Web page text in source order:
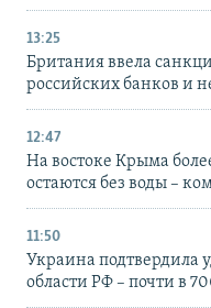
13:25
Британия ввела
российских банков и
12:47
На востоке Крыма
остаются без воды –
11:50
Украина подтвердила
области РФ – почти в